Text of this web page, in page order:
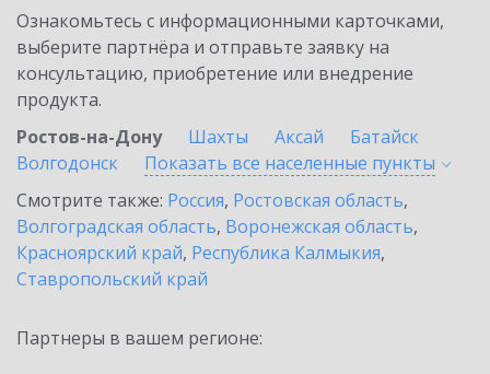
Ознакомьтесь с информационными карточками,
выберите партнёра и отправьте заявку на
консультацию, приобретение или внедрение
продукта.
Ростов-на-Дону
Шахты Аксай
Батайск
Волгодонск
Показать все населенные пункты
Смотрите также: Россия, Ростовская область,
Волгоградская область, Воронежская область,
Красноярский край, Республика Калмыкия,
Ставропольский край
Партнеры в вашем регионе: